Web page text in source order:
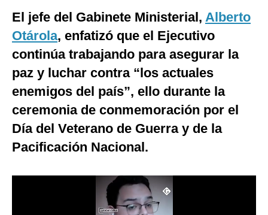
Mundo
EEUU
México
España
Internacional
Tecnología
El jefe del Gabinete Ministerial, Alberto
Otárola, enfatizó que el Ejecutivo
continúa trabajando para asegurar la
paz y luchar contra “los actuales
enemigos del país”, ello durante la
ceremonia de conmemoración por el
Día del Veterano de Guerra y de la
Pacificación Nacional.